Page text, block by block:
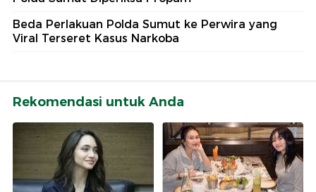
Beda Perlakuan Polda Sumut ke Perwira yang
Viral Terseret Kasus Narkoba
Rekomendasi untuk Anda